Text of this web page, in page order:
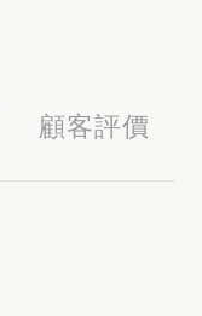
顧客評價